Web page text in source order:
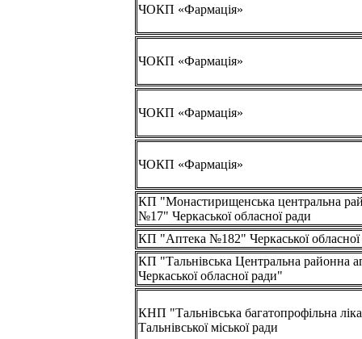
ЧОКП «Фармація»
ЧОКП «Фармація»
ЧОКП «Фармація»
ЧОКП «Фармація»
КП "Монастирищенська центральна
№17" Черкаської обласної ради
КП "Аптека №182" Черкаської обласної
КП "Тальнівська Центральна районна
Черкаської обласної ради"
КНП "Тальнівська багатопрофільна
Тальнівської міської ради